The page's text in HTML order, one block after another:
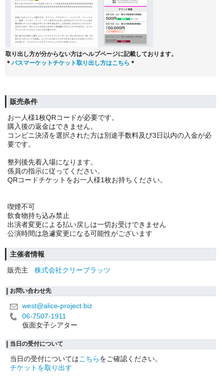
取り出し方が分からない方はヘルプページに記載しております。
＊ パスマーケットチケット取り出し方はこちら ＊
販売条件
お一人様1枚QRコードが必要です。
購入後の返金はできません。
コンビニ決済を選択された方は別途手数料及び3日以内の入金が必
要です。
整列後先着入場になります。
係員の指示に従ってください。
QRコードチケットをお一人様1枚お持ちください。
喫煙不可
飲食物持ち込み禁止
出演者変更による払い戻しは一切お受けできません
公演時間は急遽変更になる可能性がございます
主催者情報
販売主
株式会社クリーブラッツ
お問い合わせ先
west@alice-project.biz
06-7507-1911
仮面女子シアター
当日の受付について
当日の受付についてはこちらをご確認ください。
チケットを取り出す